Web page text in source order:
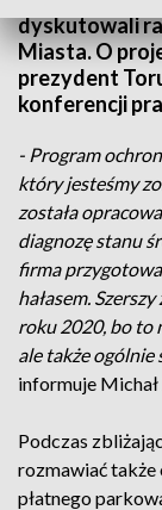
dyskutowali
Miasta. O
prezydent
konferencji
- Program
który jesteśmy
została
diagnozę stanu
firma
hałasem.
roku 2020, bo to
ale także
informuje
Podczas
rozmawiać także
płatnego